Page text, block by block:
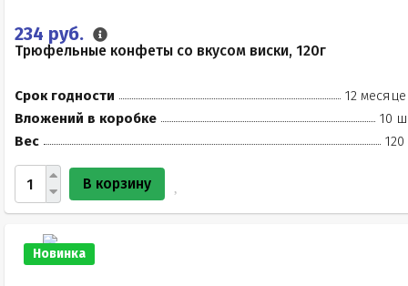
234 руб.
Трюфельные конфеты со вкусом виски, 120г
Срок годности
12
Вложений в коробке
10
Вес
120
В корзину
Новинка